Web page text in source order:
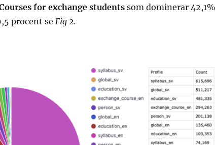
for exchange students som dominerar 42,1%
procent se Fig 2.